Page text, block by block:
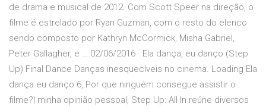
de drama e musical de 2012. Com Scott Speer na direção, o
filme é estrelado por Ryan Guzman, com o resto do elenco
sendo composto por Kathryn McCormick, Misha Gabriel,
Peter Gallagher, e … 02/06/2016 · Ela dança, eu danço (Step
Up) Final Dance Danças inesquecíveis no cinema. Loading Ela
dança eu danço 6, Por que ninguém consegue assistir o
filme?| minha opinião pessoal, Step Up: All In reúne diversos